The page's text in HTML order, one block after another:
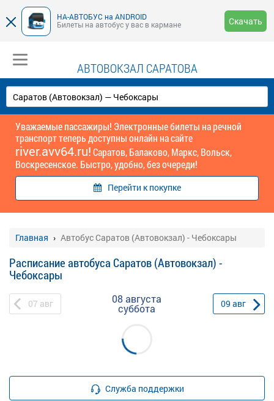
НА-АВТОБУС на ANDROID
Билеты на автобус у вас в кармане
Скачать
АВТОВОКЗАЛ САРАТОВА
Уважаемые пассажиры! Электронные билеты на речной
транспорт теперь доступны онлайн на сайте
river.avv64.ru!Саратов, Балаково, Маркс, Вольск,
Воскресенское. Быстро, удобно, без очереди!
Перейти к покупке
Главная Автобус Саратов (Автовокзал) - Чебоксары
Расписание автобуса Саратов (Автовокзал) -
Чебоксары
07 авг 08 августа
суббота 09 авг
Служба поддержки